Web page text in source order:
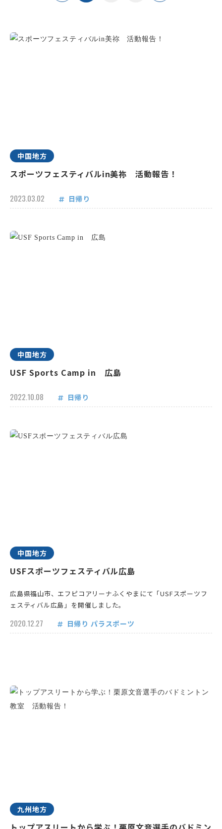
中国地方
スポーツフェスティバルin美祢 活動報告！
2023.03.02 日帰り
中国地方
USF Sports Camp in 広島
2022.10.08 日帰り
中国地方
USFスポーツフェスティバル広島
広島県福山市、エフピコアリーナふくやまにて「USFスポーツフ
ェスティバル広島」を開催しました。
2020.12.27 日帰り パラスポーツ
九州地方